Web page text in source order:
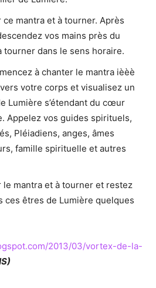
mantra et à tourner. Après
vos mains près du
tourner dans le sens horaire.
à chanter le mantra ièèè
votre corps et visualisez un
Lumière s’étendant du cœur
Appelez vos guides spirituels,
Pléiadiens, anges, âmes
famille spirituelle et autres
le mantra et à tourner et restez
ces êtres de Lumière quelques
2013/03/vortex-de-la-